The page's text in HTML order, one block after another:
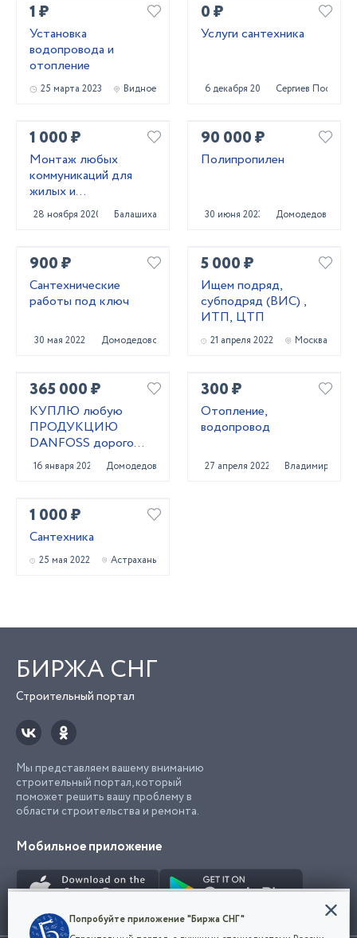
1 ₽
Установка
водопровода и
отопление
25 марта 2023 Видное
0 ₽
Услуги сантехника
6 декабря 2020 Сергиев Посад
1 000 ₽
Монтаж любых
коммуникаций для
жилых и
коммерческих
помещений.
28 ноября 2020 Балашиха
90 000 ₽
Полипропилен
30 июня 2023 Домодедово
900 ₽
Сантехнические
работы под ключ
30 мая 2022 Домодедово
5 000 ₽
Ищем подряд,
субподряд (ВИС) ,
ИТП, ЦТП
21 апреля 2022 Москва
365 000 ₽
КУПЛЮ любую
ПРОДУКЦИЮ
DANFOSS дорого
срочно тел
89611447885
16 января 2022 Домодедово
300 ₽
Отопление,
водопровод
27 апреля 2022 Владимир
1 000 ₽
Сантехника
25 мая 2022 Астрахань
БИРЖА СНГ
Строительный портал
Мы представляем вашему вниманию
строительный портал, который
поможет решить вашу проблему в
области строительства и ремонта.
Мобильное приложение
Конфиденциальность
Попробуйте приложение "Биржа СНГ"